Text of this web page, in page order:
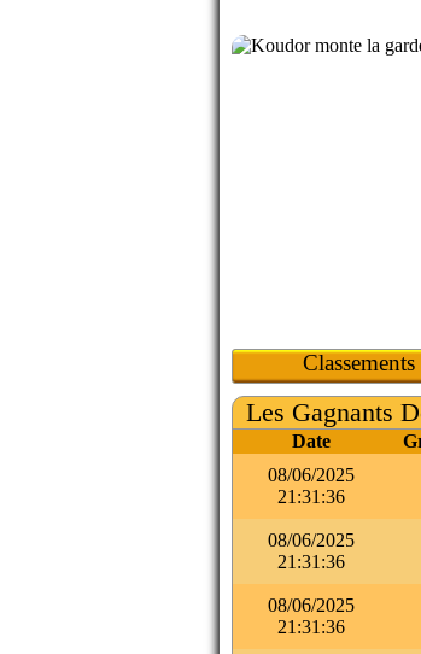
Classements
Les Gagnants
Date
08/06/2025
21:31:36
08/06/2025
21:31:36
08/06/2025
21:31:36